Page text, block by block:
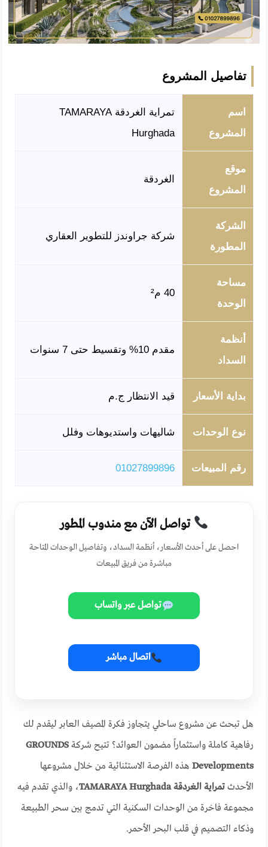
تفاصيل المشروع
اسم
المشروع
تمراية الغردقة TAMARAYA
Hurghada
موقع
المشروع
الغردقة
الشركة
المطورة
شركة جراوندز للتطوير العقاري
مساحة
الوحدة
40 م²
أنظمة
السداد
مقدم 10% وتقسيط حتى 7 سنوات
بداية الأسعار قيد الانتظار ج.م
نوع الوحدات شاليهات واستديوهات وفلل
رقم المبيعات 01027899896
تواصل الآن مع مندوب المطور
احصل على أحدث الأسعار، أنظمة السداد، وتفاصيل الوحدات المتاحة
مباشرة من فريق المبيعات
تواصل عبر واتساب
اتصال مباشر
هل تبحث عن مشروع ساحلي يتجاوز فكرة المصيف العابر ليقدم لك
رفاهية كاملة واستثماراً مضمون العوائد؟ تتيح شركةGROUNDS
Developments هذه الفرصة الاستثنائية من خلال مشروعها
الأحدثتمراية الغردقة TAMARAYA Hurghada
، والذي تقدم فيه
مجموعة فاخرة من الوحدات السكنية التي تدمج بين سحر الطبيعة
وذكاء التصميم في قلب البحر الأحمر.